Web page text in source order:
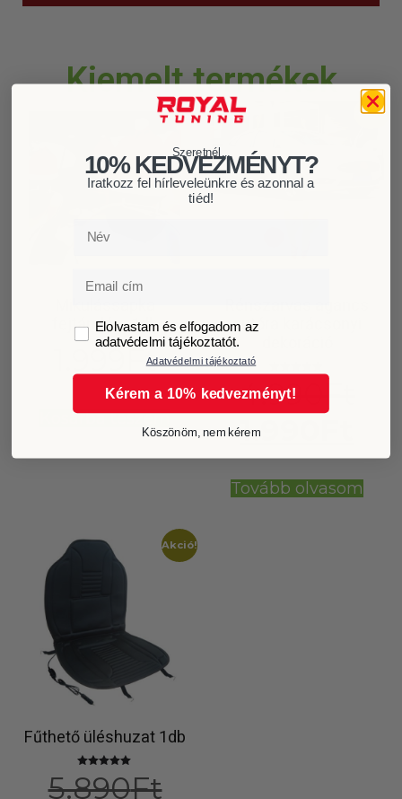
Kiemelt termékek
fejtámlára 1db
1.999Ft
Kosárba teszem
Akció!
autóra karácsonyi
5.00
/ 5
4.990
1.990
Tovább olvasom
Akció!
Fűthető üléshuzat 1db
4.84
/ 5
5.890Ft
Szeretnél...
10% KEDVEZMÉNYT?
Iratkozz fel hírleveleünkre és azonnal a
tiéd!
Név
Email
GDPRElolvastam és elfogadom az
adatvédelmi tájékoztatót.
Adatvédelmi tájékoztató
Kérem a 10% kedvezményt!
Köszönöm, nem kérem